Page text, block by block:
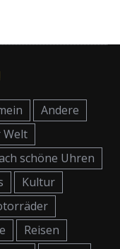
Andere
Welt
schöne Uhren
Kultur
Reisen